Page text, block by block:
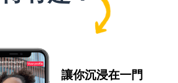
讓你沉浸在一門